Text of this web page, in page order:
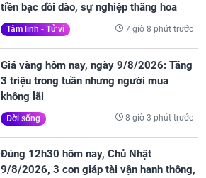
tiền bạc dồi dào, sự nghiệp thăng hoa
Tâm linh - Tử vi 7 giờ 8 phút trước
Giá vàng hôm nay, ngày 9/8/2026: Tăng
3 triệu trong tuần nhưng người mua
không lãi
Đời sống 8 giờ 3 phút trước
Đúng 12h30 hôm nay, Chủ Nhật
9/8/2026, 3 con giáp tài vận hanh thông,